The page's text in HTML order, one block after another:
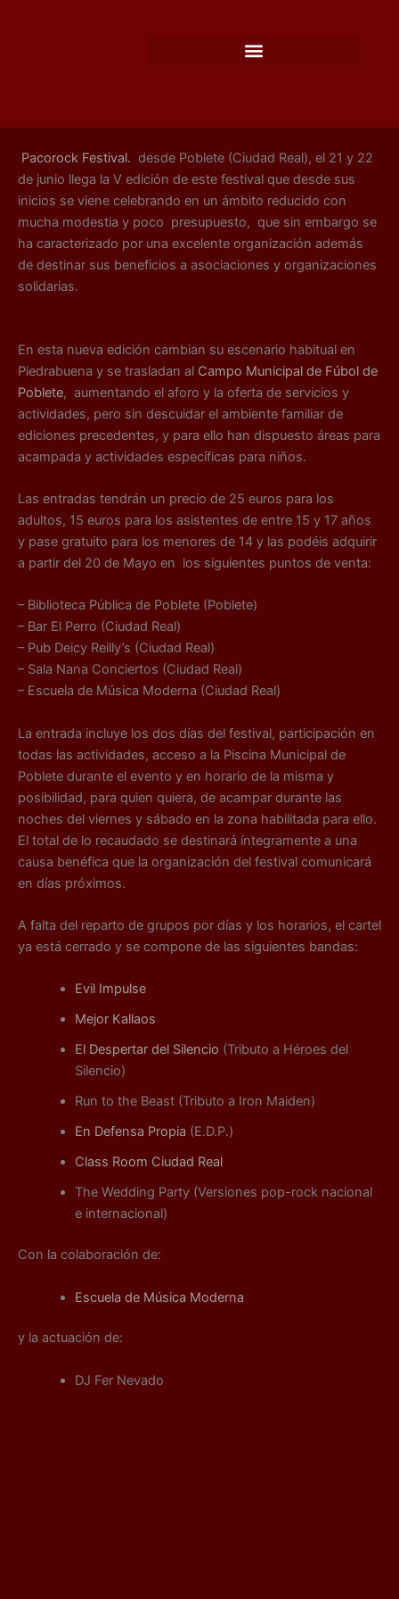
Pacorock Festival. desde Poblete (Ciudad Real), el 21 y 22
de junio llega la V edición de este festival que desde sus
inicios se viene celebrando en un ámbito reducido con
mucha modestia y poco presupuesto, que sin embargo se
ha caracterizado por una excelente organización además
de destinar sus beneficios a asociaciones y organizaciones
solidarias.
En esta nueva edición cambian su escenario habitual en
Piedrabuena y se trasladan al Campo Municipal de Fúbol de
Poblete, aumentando el aforo y la oferta de servicios y
actividades, pero sin descuidar el ambiente familiar de
ediciones precedentes, y para ello han dispuesto áreas para
acampada y actividades específicas para niños.
Las entradas tendrán un precio de 25 euros para los
adultos, 15 euros para los asistentes de entre 15 y 17 años
y pase gratuito para los menores de 14 y las podéis adquirir
a partir del 20 de Mayo en los siguientes puntos de venta:
– Biblioteca Pública de Poblete (Poblete)
– Bar El Perro (Ciudad Real)
– Pub Deicy Reilly’s (Ciudad Real)
– Sala Nana Conciertos (Ciudad Real)
– Escuela de Música Moderna (Ciudad Real)
La entrada incluye los dos días del festival, participación en
todas las actividades, acceso a la Piscina Municipal de
Poblete durante el evento y en horario de la misma y
posibilidad, para quien quiera, de acampar durante las
noches del viernes y sábado en la zona habilitada para ello.
El total de lo recaudado se destinará íntegramente a una
causa benéfica que la organización del festival comunicará
en días próximos.
A falta del reparto de grupos por días y los horarios, el cartel
ya está cerrado y se compone de las siguientes bandas:
Evil Impulse
Mejor Kallaos
El Despertar del Silencio (Tributo a Héroes del
Silencio)
Run to the Beast (Tributo a Iron Maiden)
En Defensa Propia (E.D.P.)
Class Room Ciudad Real
The Wedding Party (Versiones pop-rock nacional
e internacional)
Con la colaboración de:
Escuela de Música Moderna
y la actuación de:
DJ Fer Nevado